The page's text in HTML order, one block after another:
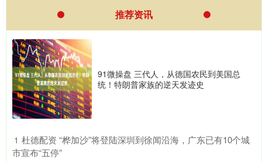
推荐资讯
91微操盘 三代人，从德国农民到美国总
统！特朗普家族的逆天发迹史
1 ​杜德配资 “桦加沙”将登陆深圳到徐闻沿海，广东已有10个城
市宣布“五停”